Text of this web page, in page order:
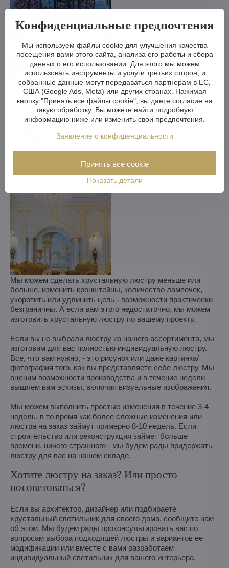
Мы можем сделать хрустальную люстру меньше или
больше, изменить кронштейны, количество лампочек,
укоротить или удлинить цепь - возможности практически
безграничны. А если вам этого недостаточно, мы можем
изготовить хрустальную люстру по вашему проекту.
Если вы не выбрали люстру из нашего ассортимента, мы
изготовим для вас полностью индивидуальную люстру.
Все, что вам нужно, - это рисунок или даже картинка/
фотография того, как вы представляете себе люстру. Мы
оценим возможности производства и в течение недели
вышлем вам эскизы, включая визуальные изображения.
Мы можем выполнить простые изменения в течение 3-4
недель, в то время как более сложные изменения или
люстра на заказ займут примерно 8-10 недель. Если
строительство или реконструкция займет больше
времени, ничего страшного - мы будем рады придержать
люстру для вас на нашем складе.
Хотите люстру на заказ? Или просто
посоветоваться?
Если вы архитектор, дизайнер или подбираете
хрустальный светильник для своего дома, сообщите нам
об этом. Мы будем рады проконсультировать вас по
вопросам выбора подходящей люстры и вариантов ее
модификации или вместе с вами разработаем
индивидуальный светильник для вашего интерьера.
Конфиденциальные предпочтения
Мы используем файлы cookie для улучшения качества
посещения вами этого сайта, анализа его работы и сбора
данных о его использовании. Для этого мы можем
использовать инструменты и услуги третьих сторон, и
собранные данные могут передаваться партнерам в ЕС,
США (Google Ads, Meta) или других странах. Нажимая
кнопку "Принять все файлы cookie", вы даете согласие на
такую обработку. Вы можете найти подробную
информацию ниже или изменить свои предпочтения.
Заявление о конфиденциальности
Показать детали
Принять все cookie